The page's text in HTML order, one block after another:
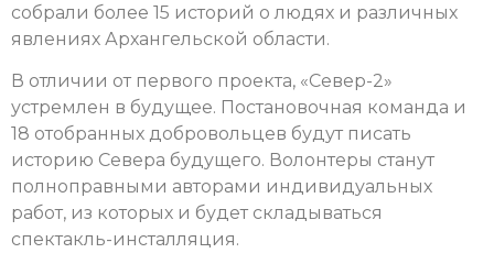
собрали более 15 историй о людях и различных
явлениях Архангельской области.
В отличии от первого проекта, «Север-2»
устремлен в будущее. Постановочная команда и
18 отобранных добровольцев будут писать
историю Севера будущего. Волонтеры станут
полноправными авторами индивидуальных
работ, из которых и будет складываться
спектакль-инсталляция.